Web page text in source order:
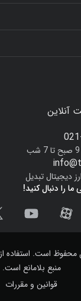
را دنبال کنید!
آنلاین
دیجیتال تبدیل
است. استفاده
منبع بلامانع است.
قوانین و مقررات